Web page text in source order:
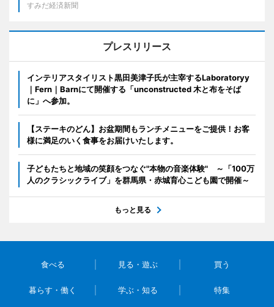
すみだ経済新聞
プレスリリース
インテリアスタイリスト黒田美津子氏が主宰するLaboratoryy
｜Fern｜Barnにて開催する「unconstructed 木と布をそば
に」へ参加。
【ステーキのどん】お盆期間もランチメニューをご提供！お客
様に満足のいく食事をお届けいたします。
子どもたちと地域の笑顔をつなぐ"本物の音楽体験" ～「100万
人のクラシックライブ」を群馬県・赤城育心こども園で開催～
もっと見る
食べる 見る・遊ぶ 買う
暮らす・働く 学ぶ・知る 特集